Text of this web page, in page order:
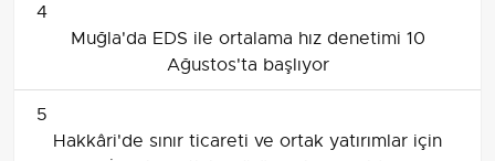
4
Muğla'da EDS ile ortalama hız denetimi 10
Ağustos'ta başlıyor
5
Hakkâri'de sınır ticareti ve ortak yatırımlar için